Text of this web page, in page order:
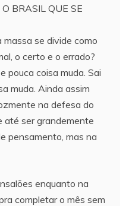
BRASIL QUE SE
massa se divide como
o certo e o errado?
pouca coisa muda. Sai
muda. Ainda assim
na defesa do
até ser grandemente
pensamento, mas na
enquanto na
completar o mês sem